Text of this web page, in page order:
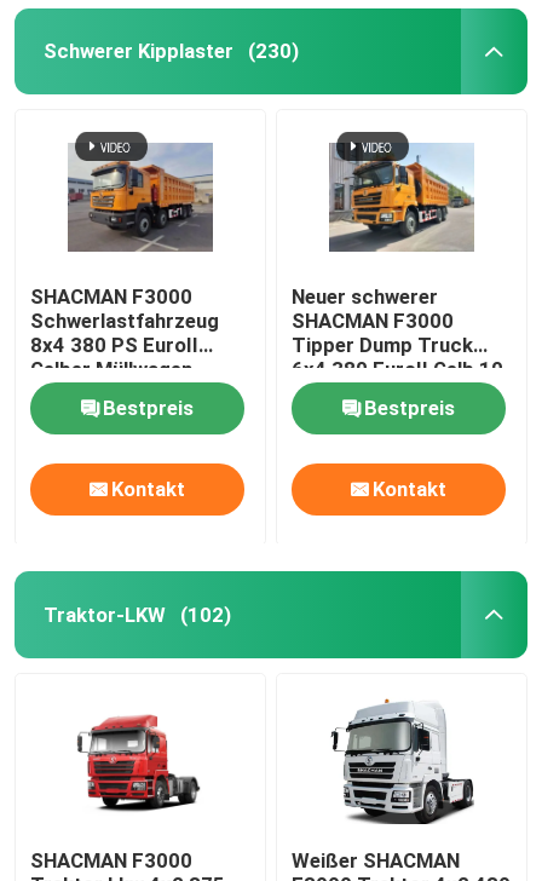
Schwerer Kipplaster (230)
SHACMAN F3000
Schwerlastfahrzeug
8x4 380 PS EuroII
Gelber Müllwagen
WEICHAI
Bestpreis
Kontakt
Neuer schwerer
SHACMAN F3000
Tipper Dump Truck
6x4 380 EuroII Gelb 10
Räder
Bestpreis
Kontakt
Traktor-LKW (102)
SHACMAN F3000
Weißer SHACMAN